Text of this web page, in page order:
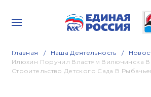
Главная Наша Деятельность
Илюхин Поручил Властям Вилючинска
Строительство Детского Сада В